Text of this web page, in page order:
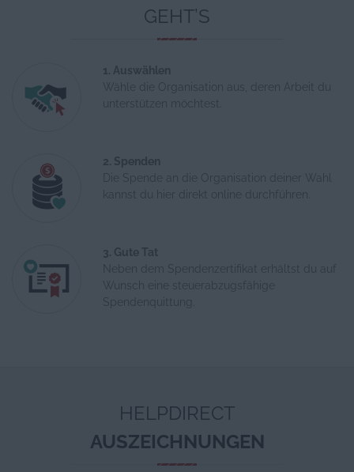
GEHT’S
1. Auswählen
Wähle die Organisation aus, deren Arbeit du
unterstützen möchtest.
2. Spenden
Die Spende an die Organisation deiner Wahl
3. Gute Tat
Neben dem Spendenzertifikat erhältst du auf
Wunsch eine steuerabzugsfähige
Spendenquittung.
HELPDIRECT
AUSZEICHNUNGEN